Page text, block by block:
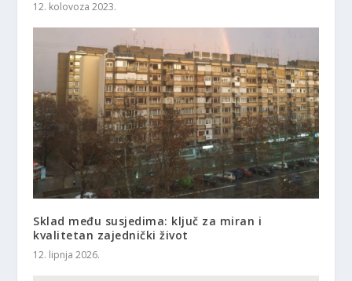
12. kolovoza 2023.
Sklad među susjedima: ključ za miran i
kvalitetan zajednički život
12. lipnja 2026.